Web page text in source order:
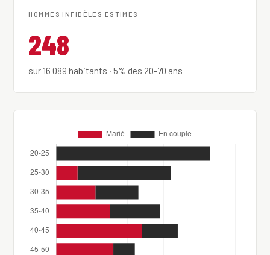
HOMMES INFIDÈLES ESTIMÉS
248
sur 16 089 habitants · 5% des 20-70 ans